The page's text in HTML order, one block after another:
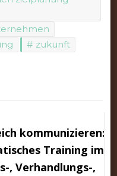
zukunft
kommunizieren:
Training im
, Verhandlungs-,